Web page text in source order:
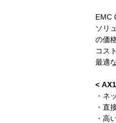
EMC
ソリ
の価
コス
最適
<
・ネ
・直
・高